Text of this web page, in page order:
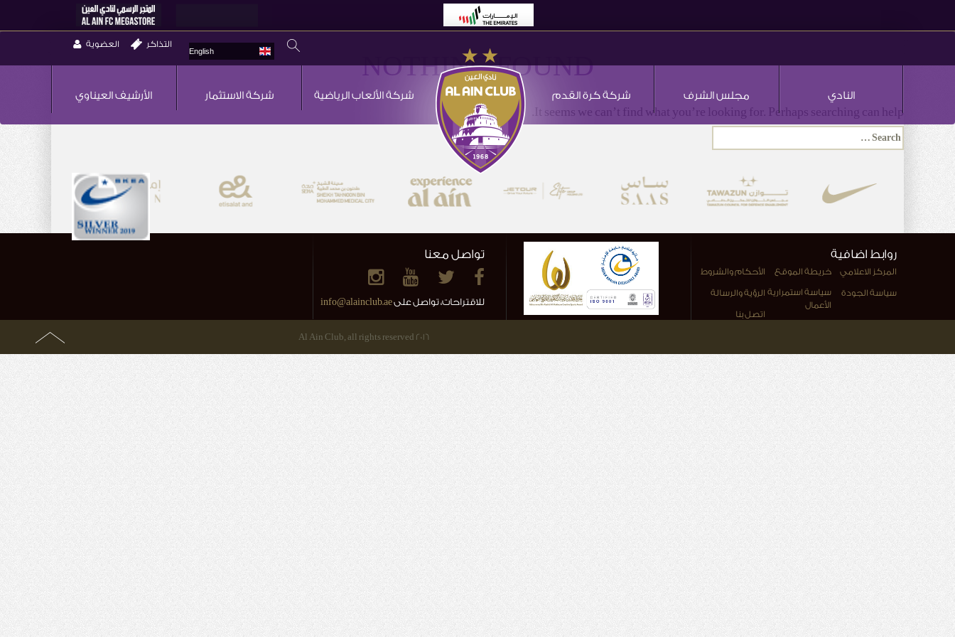
English
التذاكر العضوية
النادي مجلس الشرف شركة كرة القدم الأرشيف العيناوي شركة الاستثمار شركة الألعاب الرياضية
NOTHING FOUND
It seems we can’t find what you’re looking for. Perhaps searching can help.
روابط اضافية
المركز الاعلامي خريطة الموقع الأحكام والشروط
سياسة الجودة
سياسة استمرارية
الأعمال
الرؤية والرسالة
اتصل بنا
تواصل معنا
للاقتراحات، تواصل علىinfo@alainclub.ae
2016 Al Ain Club, all rights reserved